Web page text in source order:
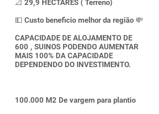
📐 29,9 HECTARES ( Terreno)
💵 Custo beneficio melhor da região 💸
CAPACIDADE DE ALOJAMENTO DE
600 , SUINOS PODENDO AUMENTAR
MAIS 100% DA CAPACIDADE
DEPENDENDO DO INVESTIMENTO.
100.000 M2 De vargem para plantio